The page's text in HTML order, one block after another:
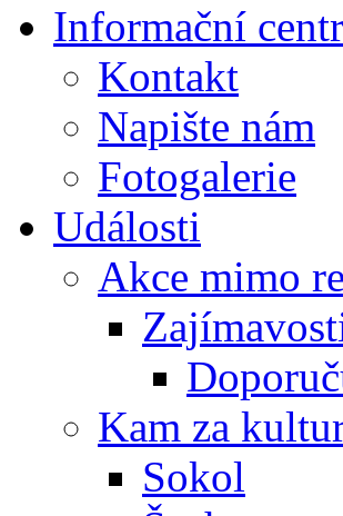
Informační
Kontakt
Napište nám
Fotogalerie
Události
Akce mimo
Kam za
Sokol